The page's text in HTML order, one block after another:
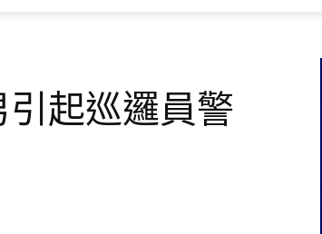
起巡邏員警